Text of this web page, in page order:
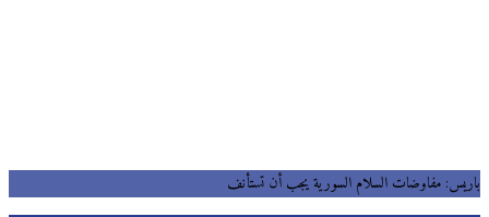
مفاوضات السلام السورية يجب أن تستأنف